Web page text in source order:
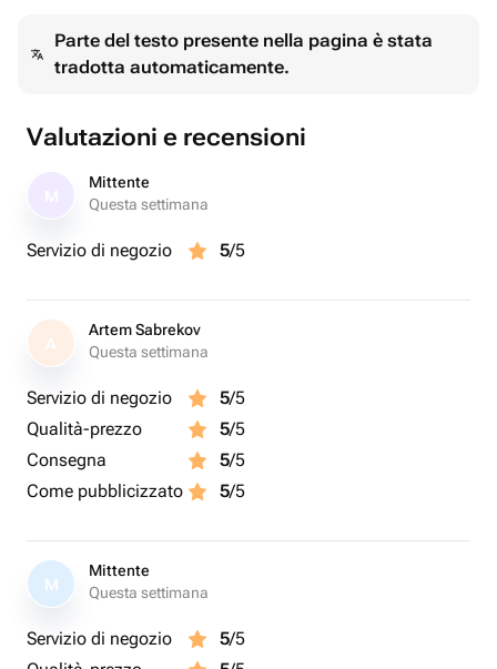
облако. Сирень придаёт естественную свежесть, а
кустовые розы создают акцент на элегантности и вкусе.
открытку с вашим текстом - Аквабокс По запросу
добавляем к заказу: - Подкормку для цветов и
инструкцию по уходу за ними
Parte del testo presente nella pagina è stata
tradotta automaticamente.
Valutazioni e recensioni
Mittente
Questa settimana
Servizio di negozio 5/5
A
Artem Sabrekov
Questa settimana
Servizio di negozio 5/5
Qualità-prezzo
5/5
Consegna
5/5
Come pubblicizzato
5/5
M
Mittente
Questa settimana
Servizio di negozio 5/5